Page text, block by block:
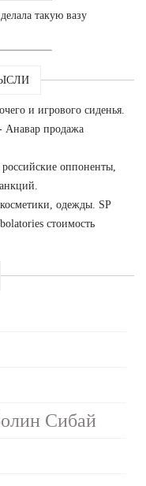
такую вазу
и игрового сиденья.
продажа
оппоненты,
одежды. SP
стоимость
Сибай